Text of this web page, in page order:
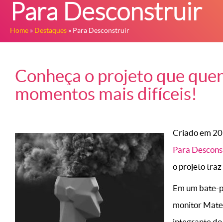
Para Desconstruir
Home » Destaques » Para Desconstruir
Conheça o projeto que
momentos mais difíceis!
Criado em
Para
o projeto traz
Em um bate-
monitor